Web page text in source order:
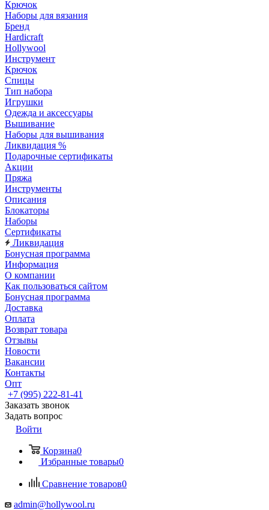
Крючок
Наборы для вязания
Бренд
Hardicraft
Hollywool
Инструмент
Крючок
Спицы
Тип набора
Игрушки
Одежда и аксессуары
Вышивание
Наборы для вышивания
Ликвидация %
Подарочные сертификаты
Акции
Пряжа
Инструменты
Описания
Блокаторы
Наборы
Сертификаты
Ликвидация
Бонусная программа
Информация
О компании
Как пользоваться сайтом
Бонусная программа
Доставка
Оплата
Возврат товара
Отзывы
Новости
Вакансии
Контакты
Опт
+7 (995) 222-81-41
Заказать звонок
Задать вопрос
Войти
Корзина0
Избранные товары0
Сравнение товаров0
admin@hollywool.ru